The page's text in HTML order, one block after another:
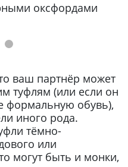
оксфордами
ваш партнёр может
туфлям (или если он
формальную обувь),
иного рода.
тёмно-
или
могут быть и монки,